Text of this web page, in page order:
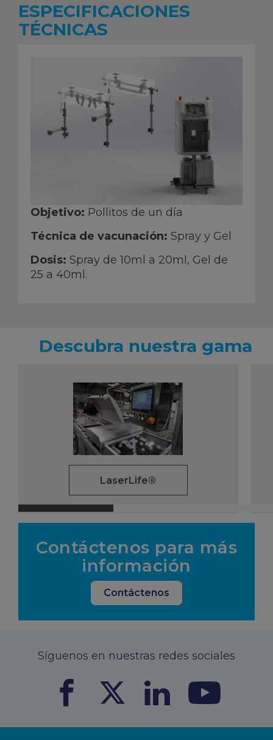
ESPECIFICACIONES
TÉCNICAS
Objetivo: Pollitos de un día
Técnica de vacunación: Spray y Gel
Dosis: Spray de 10ml a 20ml, Gel de
25 a 40ml.
Descubra nuestra gama
LaserLife®
Contáctenos para más
información
Contáctenos
Síguenos en nuestras redes sociales